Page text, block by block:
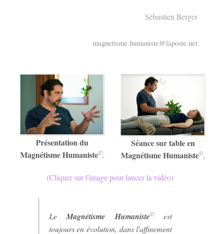
Sébastien Berger
magnetisme.humaniste@laposte.net
Présentation du
Magnétisme Humaniste©.
Séance sur table en
Magnétisme Humaniste©.
(Cliquer sur l'image pour lancer la vidéo)
LeMagnétisme Humaniste©est
toujours en évolution, dans l'affinement